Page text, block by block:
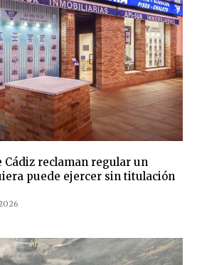
reclaman regular un
puede ejercer sin titulación